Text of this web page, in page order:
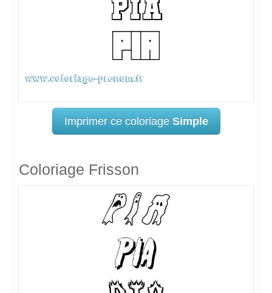
Imprimer ce coloriage Simple
Coloriage Frisson